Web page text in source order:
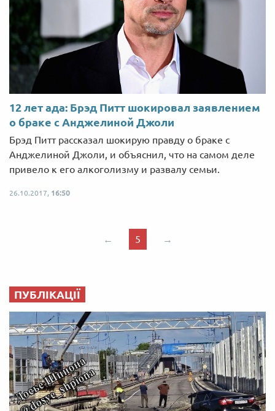
12 лет ада: Брэд Питт шокировал заявлением
о браке с Анджелиной Джоли
Брэд Питт рассказал шокирую правду о браке с
Анджелиной Джоли, и объяснил, что на самом деле
привело к его алкоголизму и развалу семьи.
26.10.2017, 16:50
← 5 →
ПУБЛІКАЦІЇ